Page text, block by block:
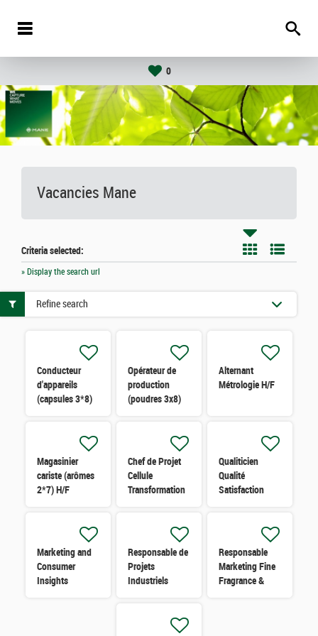
0
Vacancies Mane
Criteria selected:
» Display the search url
Conducteur
d'appareils
(capsules 3*8)
Opérateur de
production
(poudres 3x8)
Alternant
Métrologie H/F
Magasinier
cariste (arômes
2*7) H/F
Chef de Projet
Cellule
Transformation
Qualiticien
Qualité
Satisfaction
Marketing and
Consumer
Insights
Responsable de
Projets
Industriels
Responsable
Marketing Fine
Fragrance &
Refine search